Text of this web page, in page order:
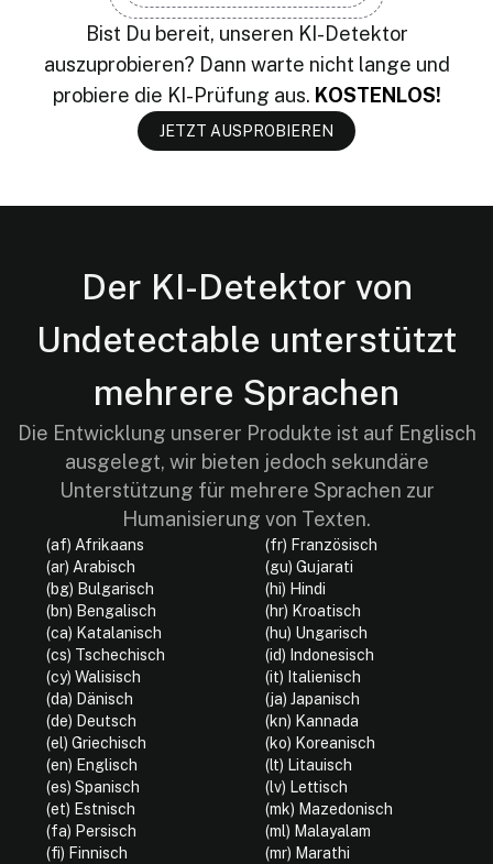
Bist Du bereit, unseren KI-Detektor
auszuprobieren? Dann warte nicht lange und
probiere die KI-Prüfung aus. KOSTENLOS!
JETZT AUSPROBIEREN
Der KI-Detektor von
Undetectable unterstützt
mehrere Sprachen
Die Entwicklung unserer Produkte ist auf Englisch
ausgelegt, wir bieten jedoch sekundäre
Unterstützung für mehrere Sprachen zur
Humanisierung von Texten.
(af) Afrikaans
(ar) Arabisch
(bg) Bulgarisch
(bn) Bengalisch
(ca) Katalanisch
(cs) Tschechisch
(cy) Walisisch
(da) Dänisch
(de) Deutsch
(el) Griechisch
(en) Englisch
(es) Spanisch
(et) Estnisch
(fa) Persisch
(fi) Finnisch
(fr) Französisch
(gu) Gujarati
(hi) Hindi
(hr) Kroatisch
(hu) Ungarisch
(id) Indonesisch
(it) Italienisch
(ja) Japanisch
(kn) Kannada
(ko) Koreanisch
(lt) Litauisch
(lv) Lettisch
(mk) Mazedonisch
(ml) Malayalam
(mr) Marathi